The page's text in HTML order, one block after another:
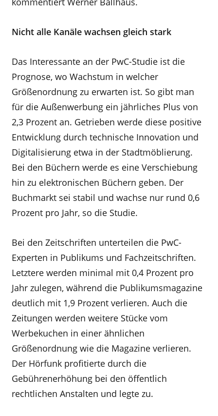
Nicht alle Kanäle wachsen gleich stark
Das Interessante an der PwC-Studie ist die
Prognose, wo Wachstum in welcher
Größenordnung zu erwarten ist. So gibt man
für die Außenwerbung ein jährliches Plus von
2,3 Prozent an. Getrieben werde diese positive
Entwicklung durch technische Innovation und
Digitalisierung etwa in der Stadtmöblierung.
Bei den Büchern werde es eine Verschiebung
hin zu elektronischen Büchern geben. Der
Buchmarkt sei stabil und wachse nur rund 0,6
Prozent pro Jahr, so die Studie.
Bei den Zeitschriften unterteilen die PwC-
Experten in Publikums und Fachzeitschriften.
Letztere werden minimal mit 0,4 Prozent pro
Jahr zulegen, während die Publikumsmagazine
deutlich mit 1,9 Prozent verlieren. Auch die
Zeitungen werden weitere Stücke vom
Werbekuchen in einer ähnlichen
Größenordnung wie die Magazine verlieren.
Der Hörfunk profitierte durch die
Gebührenerhöhung bei den öffentlich
rechtlichen Anstalten und legte zu.